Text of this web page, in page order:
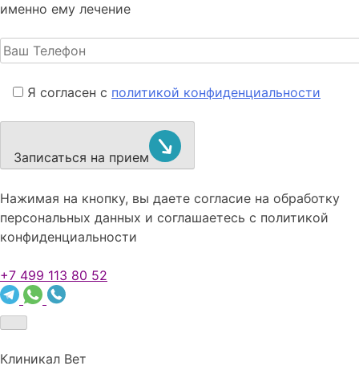
именно ему лечение
Я согласен с политикой конфиденциальности
Записаться на прием
Нажимая на кнопку, вы даете согласие на обработку
персональных данных и соглашаетесь c политикой
конфиденциальности
+7 499 113 80 52
Клиникал Вет